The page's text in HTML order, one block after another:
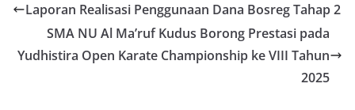
Laporan Realisasi Penggunaan Dana Bosreg Tahap 2
SMA NU Al Ma’ruf Kudus Borong Prestasi pada
Yudhistira Open Karate Championship ke VIII Tahun
2025